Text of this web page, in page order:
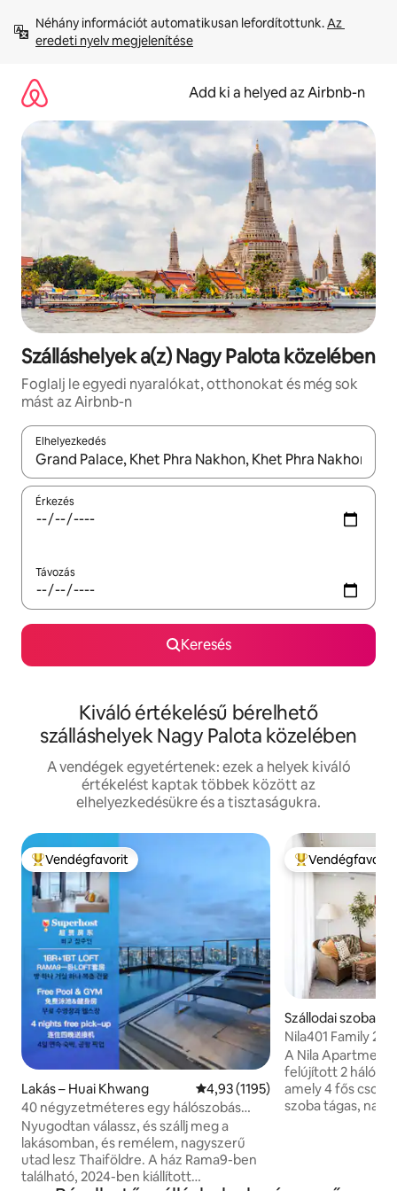
tartalomra
Néhány információt automatikusan lefordítottunk. Az
eredeti nyelv megjelenítése
Add ki a helyed az Airbnb-n
Szálláshelyek a(z) Nagy Palota közelében
Foglalj le egyedi nyaralókat, otthonokat és még sok
mást az Airbnb-n
Elhelyezkedés
Az eredmények között a felfelé és a lefelé nyíllal
Érkezés
Távozás
Keresés
Kiváló értékelésű bérelhető
szálláshelyek Nagy Palota közelében
A vendégek egyetértenek: ezek a helyek kiváló
értékelést kaptak többek között az
elhelyezkedésükre és a tisztaságukra.
Kiemelt vendégfavorit
Vendégfavorit
Lakás – Huai Khwang Átlagos értékelés: 5/4,93, 1195
4,93 (1195)
40 négyzetméteres egy hálószobás
lakás fürdőkáddal és erkéllyel LOFT-D4/3
fő részére/ tetőtéri medence/ közel az
RCA-hoz/ közel a vonatos éjszakai
piachoz/ közel a Tonglorhoz
Nyugodtan válassz, és szállj meg a
lakásomban, és remélem, nagyszerű
utad lesz Thaiföldre. A ház Rama9-ben
található, 2024-ben kiállított
Kiemelt
Vendégfavorit
Szállodai szoba –
Nakhon
Nila401 Family
balcony/
A Nila
felújított 2
amely 4 fős
szoba tágas,